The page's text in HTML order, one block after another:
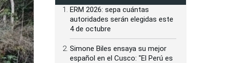
ERM 2026: sepa cuántas
autoridades serán elegidas este
4 de octubre
Simone Biles ensaya su mejor
español en el Cusco: "El Perú es